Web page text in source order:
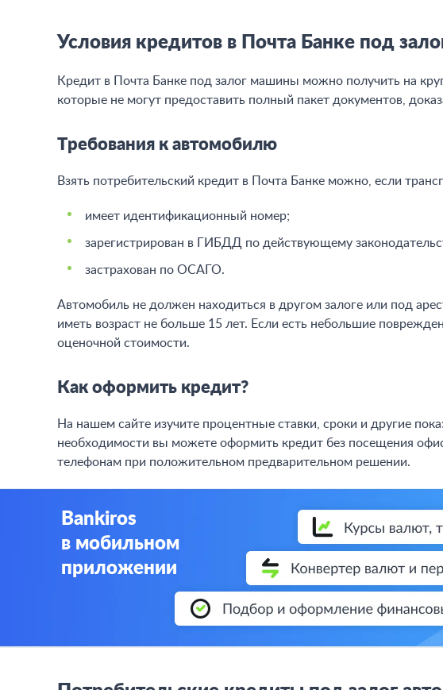
Условия кредитов в Почта Банке под
Кредит в Почта Банке под залог машины можно получить на
Требования к автомобилю
Взять потребительский кредит в Почта Банке можно, если
зарегистрирован в ГИБДД по действующему
застрахован по ОСАГО.
иметь возраст не больше 15 лет. Если есть небольшие
Как оформить кредит?
На нашем сайте изучите процентные ставки, сроки и другие
необходимости вы можете оформить кредит без посещения
телефонам при положительном предварительном решении.